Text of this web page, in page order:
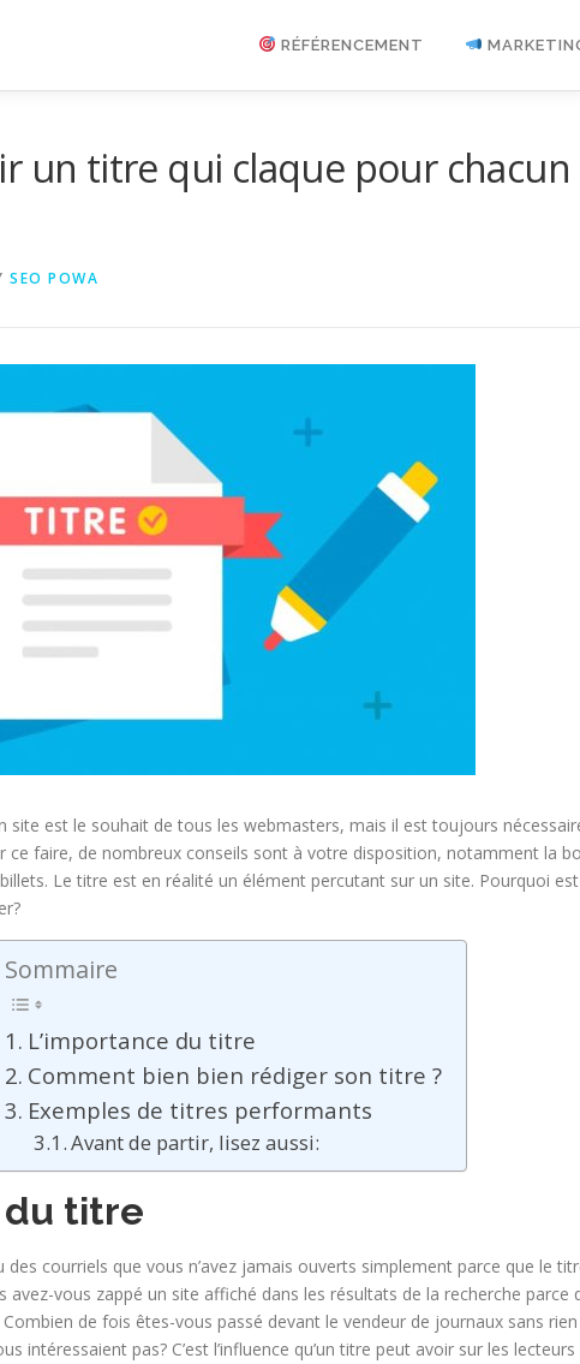
RÉFÉRENCEMENT
un titre qui claque pour chacun
SEO POWA
site est le souhait de tous les webmasters, mais il est toujours
ce faire, de nombreux conseils sont à votre disposition, notamment la
Le titre est en réalité un élément percutant sur un site. Pourquoi
Sommaire
L’importance du titre
Comment bien bien rédiger son titre ?
Exemples de titres performants
Avant de partir, lisez aussi:
du titre
courriels que vous n’avez jamais ouverts simplement parce que le
avez-vous zappé un site affiché dans les résultats de la recherche parce
de fois êtes-vous passé devant le vendeur de journaux sans
intéressaient pas? C’est l’influence qu’un titre peut avoir sur les